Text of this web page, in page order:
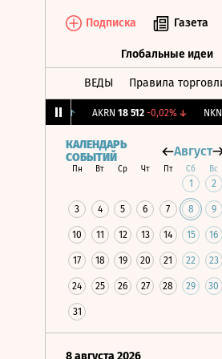
Подписка Газета
Глобальные идеи
ВЕДЫ Правила
AKRN 18 512 -0,02%↓ NKNC
КАЛЕНДАРЬ
СОБЫТИЙ
Август
Пн Вт Ср Чт Пт Сб Вс
1 2
3 4 5 6 7 8 9
10 11 12 13 14 15 16
17 18 19 20 21 22 23
24 25 26 27 28 29 30
31
8 августа 2026